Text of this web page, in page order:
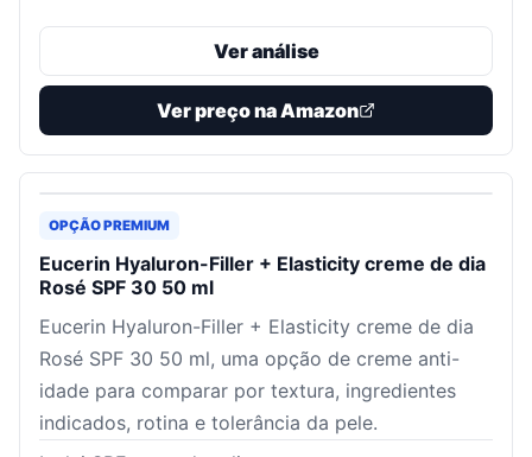
Ver análise
Ver preço na Amazon
OPÇÃO PREMIUM
Eucerin Hyaluron-Filler + Elasticity creme de dia
Rosé SPF 30 50 ml
Eucerin Hyaluron-Filler + Elasticity creme de dia
Rosé SPF 30 50 ml, uma opção de creme anti-
idade para comparar por textura, ingredientes
indicados, rotina e tolerância da pele.